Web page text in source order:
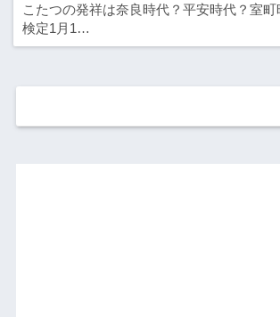
こたつの発祥は奈良時代？平安時代？室
検定1月1…